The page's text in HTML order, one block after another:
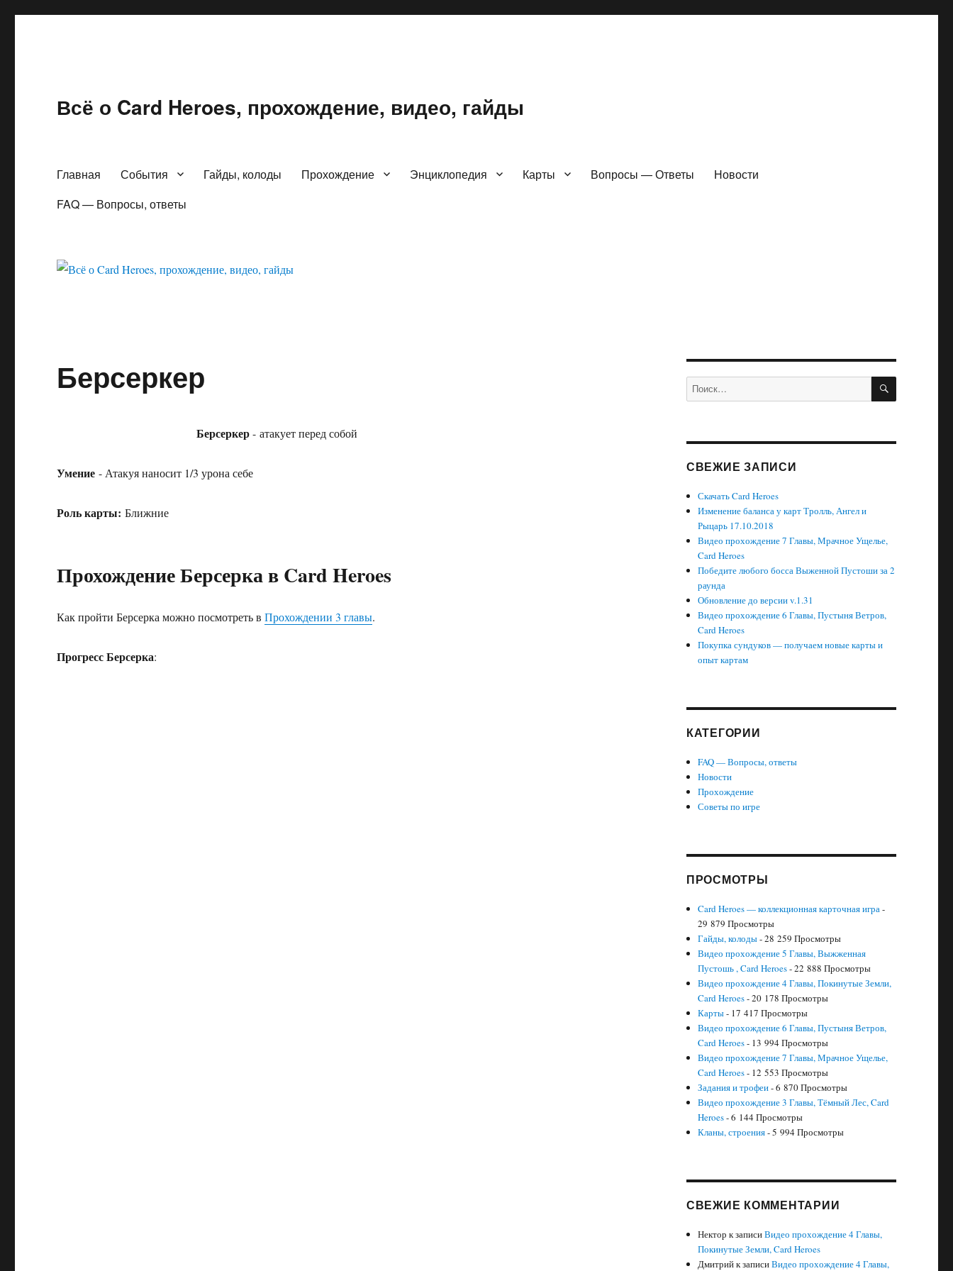
Всё о Card Heroes, прохождение, видео, гайды
Главная События Гайды, колоды Прохождение Энциклопедия Карты Вопросы — Ответы
Новости
FAQ — Вопросы, ответы
Берсеркер
Берсеркер- атакует перед собой
Умение - Атакуя наносит 1/3 урона себе
Роль карты: Ближние
Прохождение Берсерка в Card Heroes
Как пройти Берсерка можно посмотреть вПрохождении 3 главы.
Прогресс Берсерка:
Искать: ПОИСК
СВЕЖИЕ ЗАПИСИ
Скачать Card Heroes
Изменение баланса у карт Тролль, Ангел и
Рыцарь 17.10.2018
Видео прохождение 7 Главы, Мрачное Ущелье,
Card Heroes
Победите любого босса Выженной Пустоши за 2
раунда
Обновление до версии v.1.31
Видео прохождение 6 Главы, Пустыня Ветров,
Card Heroes
Покупка сундуков — получаем новые карты и
опыт картам
КАТЕГОРИИ
FAQ — Вопросы, ответы
Новости
Прохождение
Советы по игре
ПРОСМОТРЫ
Card Heroes — коллекционная карточная игра-
29 879 Просмотры
Гайды, колоды- 28 259 Просмотры
Видео прохождение 5 Главы, Выжженная
Пустошь , Card Heroes- 22 888 Просмотры
Видео прохождение 4 Главы, Покинутые Земли,
Card Heroes- 20 178 Просмотры
Карты- 17 417 Просмотры
Видео прохождение 6 Главы, Пустыня Ветров,
Card Heroes- 13 994 Просмотры
Видео прохождение 7 Главы, Мрачное Ущелье,
Card Heroes- 12 553 Просмотры
Задания и трофеи- 6 870 Просмотры
Видео прохождение 3 Главы, Тёмный Лес, Card
Heroes- 6 144 Просмотры
Кланы, строения- 5 994 Просмотры
СВЕЖИЕ КОММЕНТАРИИ
Нектор к записиВидео прохождение 4 Главы,
Покинутые Земли, Card Heroes
Дмитрийк записиВидео прохождение 4 Главы,